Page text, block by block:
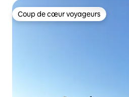
Coup de cœur voyageurs
Coup de cœur voyageurs